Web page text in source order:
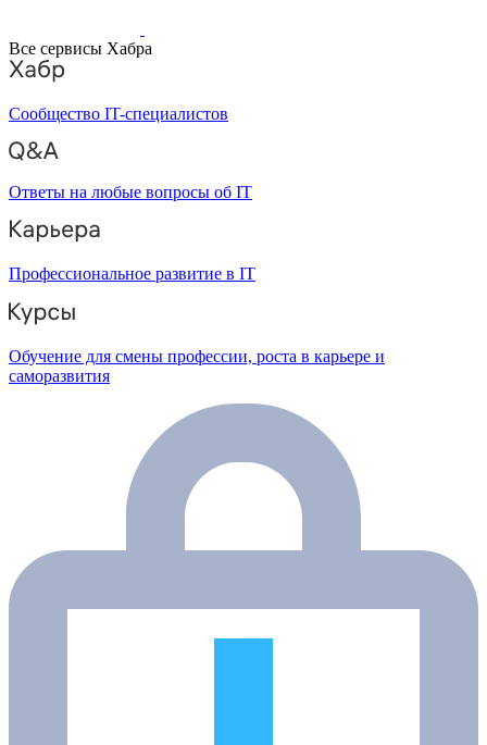
Все сервисы Хабра
Сообщество IT-специалистов
Ответы на любые вопросы об IT
Профессиональное развитие в IT
Обучение для смены профессии, роста в карьере и
саморазвития